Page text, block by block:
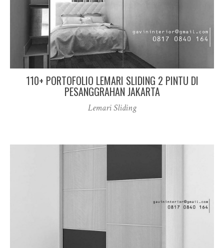
110+ PORTOFOLIO LEMARI SLIDING 2 PINTU DI
PESANGGRAHAN JAKARTA
Lemari Sliding